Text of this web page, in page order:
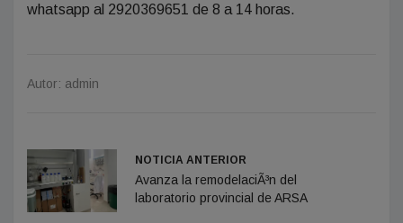
whatsapp al 2920369651 de 8 a 14 horas.
Autor: admin
NOTICIA ANTERIOR
Avanza la remodelaciÃ³n del
laboratorio provincial de ARSA